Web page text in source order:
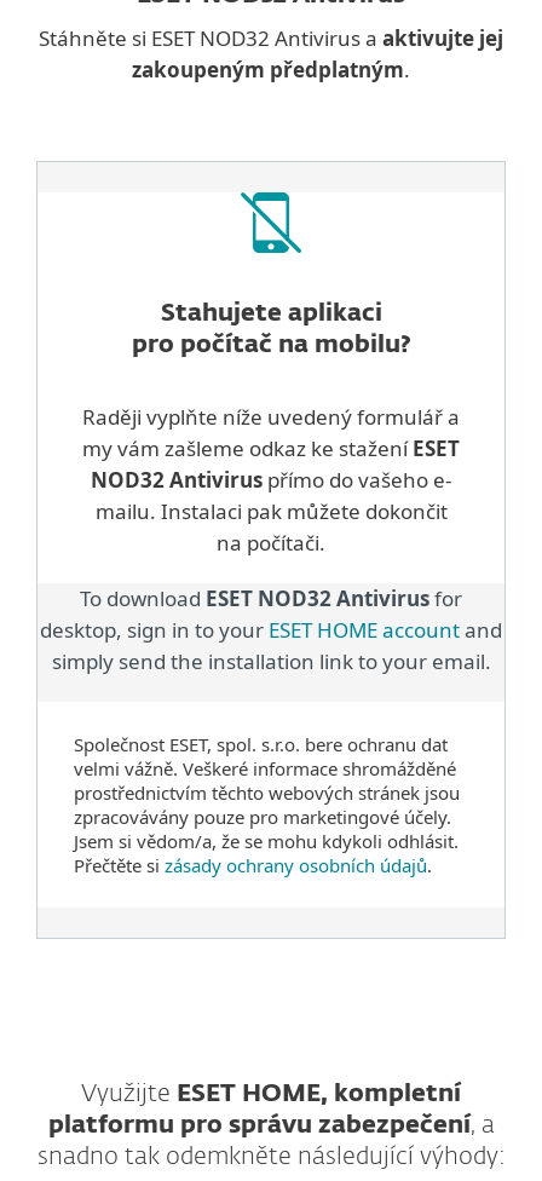
Stáhněte si ESET NOD32 Antivirus a aktivujte jej
zakoupeným předplatným.
Stahujete aplikaci
pro počítač na mobilu?
Raději vyplňte níže uvedený formulář a
my vám zašleme odkaz ke staženíESET
NOD32 Antivirus přímo do vašeho e-
mailu. Instalaci pak můžete dokončit
na počítači.
To download ESET NOD32 Antivirusfor
desktop, sign in to your ESET HOME accountand
simply send the installation link to your email.
Společnost ESET, spol. s.r.o. bere ochranu dat
velmi vážně. Veškeré informace shromážděné
prostřednictvím těchto webových stránek jsou
zpracovávány pouze pro marketingové účely.
Jsem si vědom/a, že se mohu kdykoli odhlásit.
Přečtěte si zásady ochrany osobních údajů.
Využijte ESET HOME, kompletní
platformu pro správu zabezpečení, a
snadno tak odemkněte následující výhody: